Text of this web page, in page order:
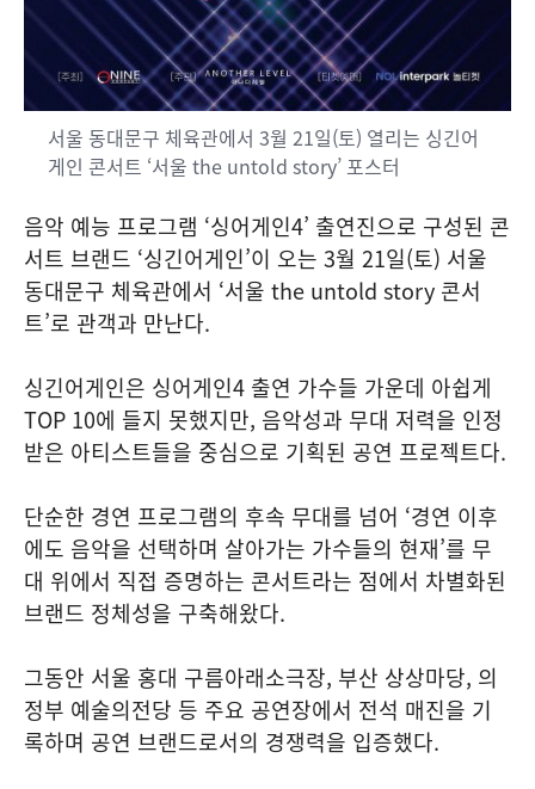
서울 동대문구 체육관에서 3월 21일(토) 열리는 싱긴어
게인 콘서트 ‘서울 the untold story’ 포스터
음악 예능 프로그램 ‘싱어게인4’ 출연진으로 구성된 콘
서트 브랜드 ‘싱긴어게인’이 오는 3월 21일(토) 서울
동대문구 체육관에서 ‘서울 the untold story 콘서
트’로 관객과 만난다.
싱긴어게인은 싱어게인4 출연 가수들 가운데 아쉽게
TOP 10에 들지 못했지만, 음악성과 무대 저력을 인정
받은 아티스트들을 중심으로 기획된 공연 프로젝트다.
단순한 경연 프로그램의 후속 무대를 넘어 ‘경연 이후
에도 음악을 선택하며 살아가는 가수들의 현재’를 무
대 위에서 직접 증명하는 콘서트라는 점에서 차별화된
브랜드 정체성을 구축해왔다.
그동안 서울 홍대 구름아래소극장, 부산 상상마당, 의
정부 예술의전당 등 주요 공연장에서 전석 매진을 기
록하며 공연 브랜드로서의 경쟁력을 입증했다.